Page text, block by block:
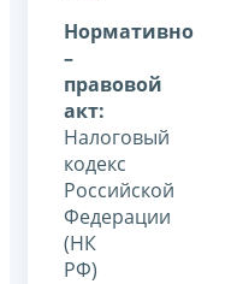
Нормативно
–
правовой
акт:
Налоговый
кодекс
Российской
Федерации
(НК
РФ)